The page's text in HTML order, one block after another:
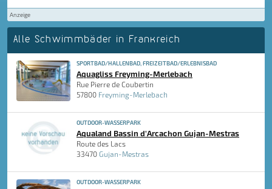
Anzeige
Alle Schwimmbäder in Frankreich
SPORTBAD/HALLENBAD, FREIZEITBAD/ERLEBNISBAD
Aquagliss Freyming-Merlebach
Rue Pierre de Coubertin
57800 Freyming-Merlebach
OUTDOOR-WASSERPARK
Aqualand Bassin d'Arcachon Gujan-Mestras
Route des Lacs
33470 Gujan-Mestras
OUTDOOR-WASSERPARK